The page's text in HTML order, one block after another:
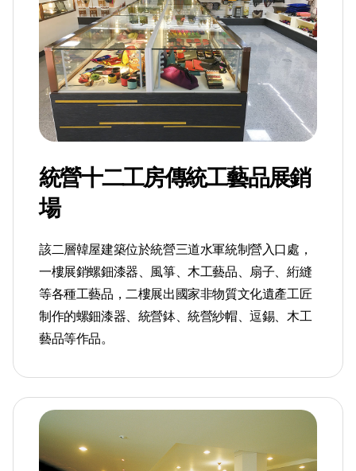
統營十二工房傳統工藝品展銷
場
該二層韓屋建築位於統營三道水軍統制營入口處，
一樓展銷螺鈿漆器、風箏、木工藝品、扇子、絎縫
等各種工藝品，二樓展出國家非物質文化遺產工匠
制作的螺鈿漆器、統營鉢、統營紗帽、逗錫、木工
藝品等作品。